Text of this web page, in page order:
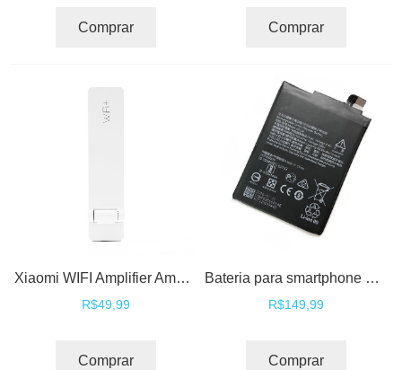
Comprar Comprar
Xiaomi WIFI Amplifier Amplificador de sinal WiFi
R$49,99
Comprar
Bateria para smartphone Nokia 2
R$149,99
Comprar